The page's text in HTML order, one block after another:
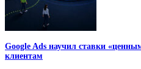
Google Ads научил ставки
клиентам